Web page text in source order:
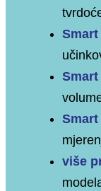
Smart
više